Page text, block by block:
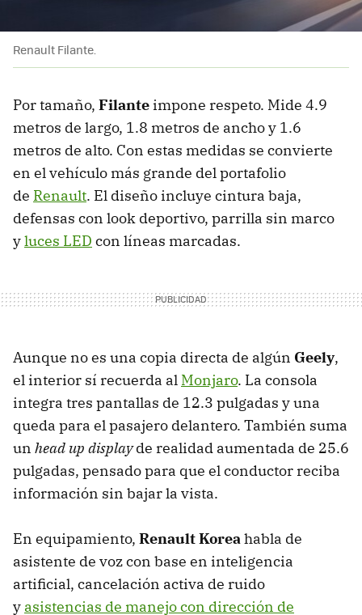
Renault Filante.
Por tamaño, Filante impone respeto. Mide 4.9
metros de largo, 1.8 metros de ancho y 1.6
metros de alto. Con estas medidas se convierte
en el vehículo más grande del portafolio
de Renault. El diseño incluye cintura baja,
defensas con look deportivo, parrilla sin marco
yluces LED con líneas marcadas.
Aunque no es una copia directa de algún Geely,
el interior sí recuerda al Monjaro. La consola
integra tres pantallas de 12.3 pulgadas y una
queda para el pasajero delantero. También suma
un head up displayde realidad aumentada de 25.6
pulgadas, pensado para que el conductor reciba
información sin bajar la vista.
En equipamiento, Renault Koreahabla de
asistente de voz con base en inteligencia
artificial, cancelación activa de ruido
y asistencias de manejo con dirección de